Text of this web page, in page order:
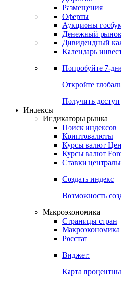
Размещения
Оферты
Аукционы
Денежный рынок
Дивидендный
Календарь
Попробуйте 7-
Откройте
Получить доступ
Индексы
Индикаторы рынка
Поиск индексов
Криптовалюты
Курсы валют
Курсы валют
Ставки
Создать индекс
Возможность
Макроэкономика
Страницы стран
Макроэкономика
Росстат
Виджет:
Карта